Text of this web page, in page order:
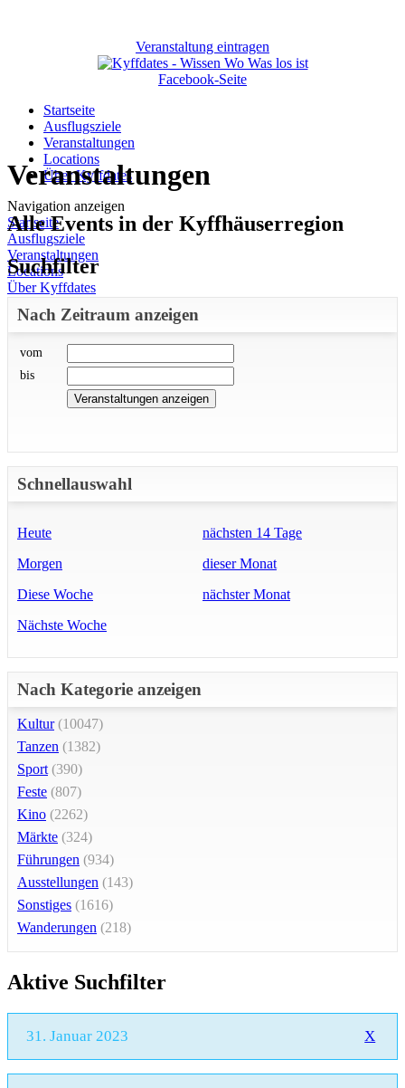
Veranstaltung eintragen
Facebook-Seite
Startseite
Ausflugsziele
Veranstaltungen
Locations
Über Kyffdates
Navigation anzeigen
Startseite
Ausflugsziele
Veranstaltungen
Locations
Über Kyffdates
Veranstaltungen
Alle Events in der Kyffhäuserregion
Suchfilter
Nach Zeitraum anzeigen
vom
bis
Schnellauswahl
Heute
Morgen
Diese Woche
Nächste Woche
nächsten 14 Tage
dieser Monat
nächster Monat
Nach Kategorie anzeigen
Kultur(10047)
Tanzen (1382)
Sport (390)
Feste (807)
Kino (2262)
Märkte (324)
Führungen (934)
Ausstellungen (143)
Sonstiges (1616)
Wanderungen (218)
Aktive Suchfilter
31. Januar 2023 X